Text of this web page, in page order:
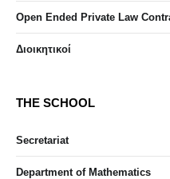
Open Ended Private Law
Διοικητικοί
THE SCHOOL
Secretariat
Department of Mathematics